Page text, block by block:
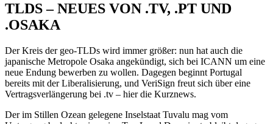
TLDS – NEUES VON .TV, .PT UND
.OSAKA
Der Kreis der geo-TLDs wird immer größer: nun hat auch die
japanische Metropole Osaka angekündigt, sich bei ICANN um eine
neue Endung bewerben zu wollen. Dagegen beginnt Portugal
bereits mit der Liberalisierung, und VeriSign freut sich über eine
Vertragsverlängerung bei .tv – hier die Kurznews.
Der im Stillen Ozean gelegene Inselstaat Tuvalu mag vom